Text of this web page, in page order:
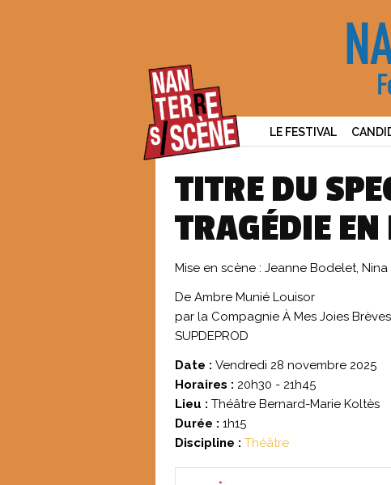
LE FESTIVAL
TITRE DU
TRAGÉDIE
Mise en scène : Jeanne Bodelet,
De Ambre Munié Louisor
par la Compagnie À Mes Joies Brèves
SUPDEPROD
Date : Vendredi 28 novembre 2025
Horaires : 20h30 - 21h45
Lieu : Théâtre Bernard-Marie Koltès
Durée : 1h15
Discipline : Théâtre